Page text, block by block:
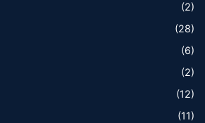
(2)
(28)
(6)
(2)
(12)
(11)